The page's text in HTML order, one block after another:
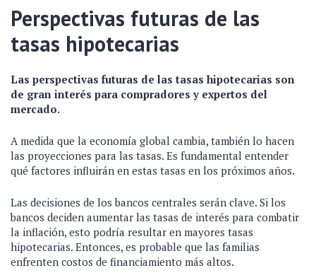
Perspectivas futuras de las
tasas hipotecarias
Las perspectivas futuras de las tasas hipotecarias son
de gran interés para compradores y expertos del
mercado.
A medida que la economía global cambia, también lo hacen
las proyecciones para las tasas. Es fundamental entender
qué factores influirán en estas tasas en los próximos años.
Las decisiones de los bancos centrales serán clave. Si los
bancos deciden aumentar las tasas de interés para combatir
la inflación, esto podría resultar en mayores tasas
hipotecarias. Entonces, es probable que las familias
enfrenten costos de financiamiento más altos.